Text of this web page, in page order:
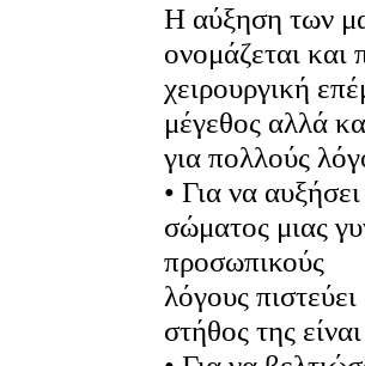
Η αύξηση των
ονομάζεται και
χειρουργική
μέγεθος αλλά
για πολλούς
• Για να
σώματος μιας
προσωπικούς
λόγους
στήθος της